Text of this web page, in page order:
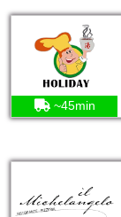
~45min